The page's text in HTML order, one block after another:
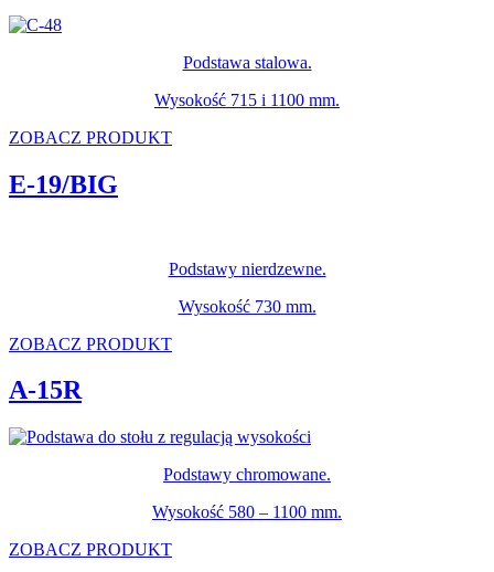
Podstawa stalowa.
Wysokość 715 i 1100 mm.
ZOBACZ PRODUKT
E-19/BIG
Podstawy nierdzewne.
Wysokość 730 mm.
ZOBACZ PRODUKT
A-15R
Podstawy chromowane.
Wysokość 580 – 1100 mm.
ZOBACZ PRODUKT